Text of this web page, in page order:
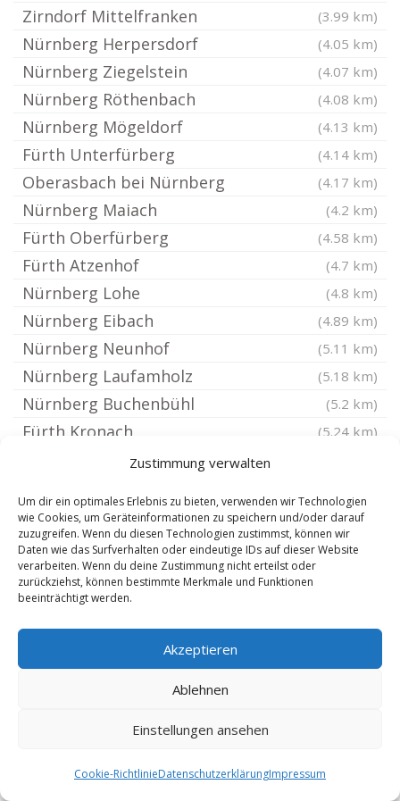
Zustimmung verwalten
Um dir ein optimales Erlebnis zu bieten, verwenden wir Technologien
wie Cookies, um Geräteinformationen zu speichern und/oder darauf
zuzugreifen. Wenn du diesen Technologien zustimmst, können wir
Daten wie das Surfverhalten oder eindeutige IDs auf dieser Website
verarbeiten. Wenn du deine Zustimmung nicht erteilst oder
zurückziehst, können bestimmte Merkmale und Funktionen
beeinträchtigt werden.
Akzeptieren
Ablehnen
Einstellungen ansehen
Cookie-RichtlinieDatenschutzerklärungImpressum
Zirndorf Mittelfranken (3.99 km)
Nürnberg Herpersdorf (4.05 km)
Nürnberg Ziegelstein (4.07 km)
Nürnberg Röthenbach (4.08 km)
Nürnberg Mögeldorf (4.13 km)
Fürth Unterfürberg (4.14 km)
Oberasbach bei Nürnberg (4.17 km)
Nürnberg Maiach (4.2 km)
Fürth Oberfürberg (4.58 km)
Fürth Atzenhof (4.7 km)
Nürnberg Lohe (4.8 km)
Nürnberg Eibach (4.89 km)
Nürnberg Neunhof (5.11 km)
Nürnberg Laufamholz (5.18 km)
Nürnberg Buchenbühl (5.2 km)
Fürth Kronach (5.24 km)
Fürth Unterfarrnbach
Nürnberg Reichelsdorf (5.32 km)
Nürnberg Langwasser (5.44 km)
Fürth Burgfarrnbach
Nürnberg Reichelsdorfer Keller
Nürnberg Rabus (6 km)
Nürnberg Worzeldorf
Nürnberg Moorenbrunn